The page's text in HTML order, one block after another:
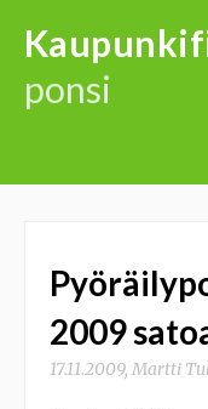
content
ponsi
2009
17.11.2009, Martti